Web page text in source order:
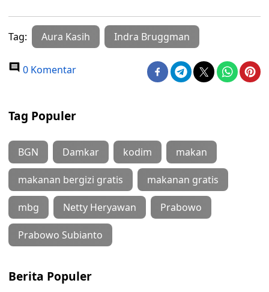
Tag: Aura Kasih Indra Bruggman
0 Komentar
Tag Populer
BGN Damkar kodim makan
makanan bergizi gratis makanan gratis
mbg Netty Heryawan Prabowo
Prabowo Subianto
Berita Populer